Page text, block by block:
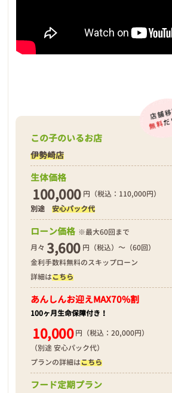
この子のいるお店
伊勢崎店
生体価格
100,000 円（税込：110,000円）
別途安心パック代
ローン価格 ※最大60回まで
月々 3,600 円（税込）～（60回）
金利手数料無料のスキップローン
詳細はこちら
あんしんお迎えMAX70%割
100ヶ月生命保障付き！
10,000 円（税込：20,000円）
（別途 安心パック代）
プランの詳細はこちら
フード定期プラン